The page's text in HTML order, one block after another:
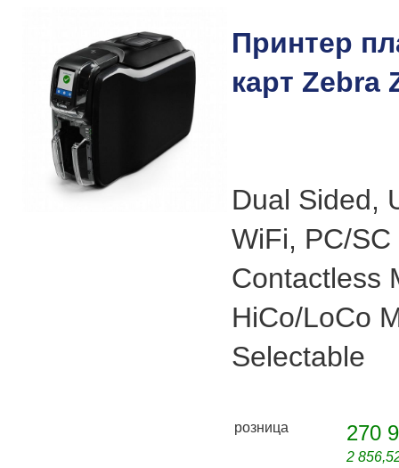
Принтер
карт Zebra
Dual Sided,
WiFi, PC/
Contactless
HiCo/LoCo
Selectable
розница 270
2